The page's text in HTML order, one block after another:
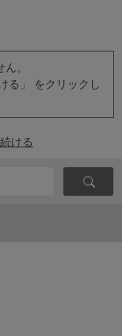
。
る」 をクリックし
ける